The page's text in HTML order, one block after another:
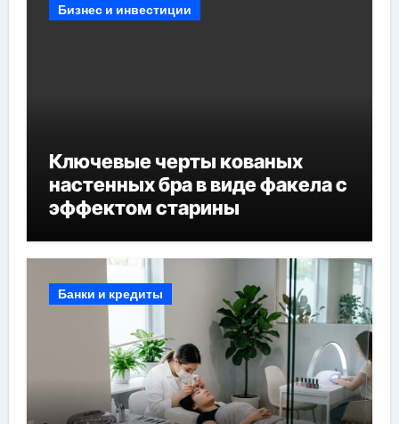
Бизнес и инвестиции
Ключевые черты кованых
настенных бра в виде факела с
эффектом старины
Банки и кредиты